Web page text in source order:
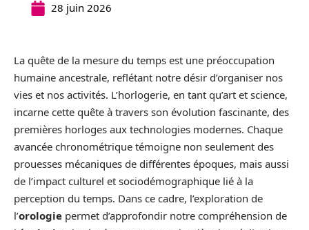
28 juin 2026
La quête de la mesure du temps est une préoccupation
humaine ancestrale, reflétant notre désir d’organiser nos
vies et nos activités. L’horlogerie, en tant qu’art et science,
incarne cette quête à travers son évolution fascinante, des
premières horloges aux technologies modernes. Chaque
avancée chronométrique témoigne non seulement des
prouesses mécaniques de différentes époques, mais aussi
de l’impact culturel et sociodémographique lié à la
perception du temps. Dans ce cadre, l’exploration de
l’orologie permet d’approfondir notre compréhension de